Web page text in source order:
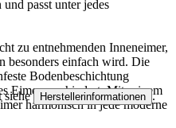
passt unter jedes
zu entnehmenden Inneneimer,
besonders einfach wird. Die
Bodenbeschichtung
Eimers verhindert. Mit seinem
harmonisch in jede moderne
siehe Herstellerinformationen .